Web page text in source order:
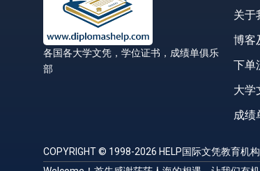
各国各大学文凭，学位证书，成绩单俱乐
部
关于
博客
下单
大学
成绩
COPYRIGHT © 1998-2026 HELP国际文凭教育机构